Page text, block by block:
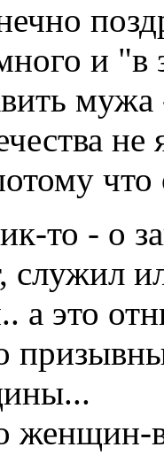
и "в
не
то - о
служил
а это
женщин-